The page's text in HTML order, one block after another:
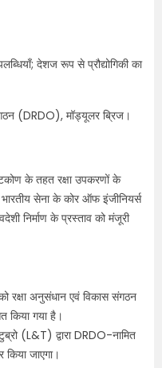
देशज रूप से प्रौद्योगिकी का
(DRDO), मॉड्यूलर ब्रिज।
के तहत रक्षा उपकरणों के
सेना के कोर ऑफ इंजीनियर्स
निर्माण के प्रस्ताव को मंजूरी
रक्षा अनुसंधान एवं विकास संगठन
किया गया है।
(L&T) द्वारा DRDO-नामित
जाएगा।